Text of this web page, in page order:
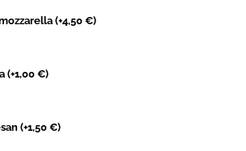
(+4,50 €)
(+1,00 €)
(+1,50 €)